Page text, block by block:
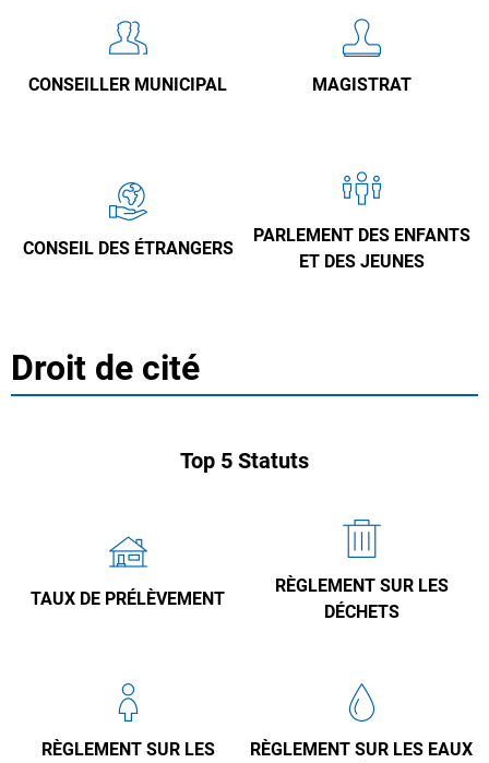
CONSEILLER MUNICIPAL MAGISTRAT
CONSEIL DES ÉTRANGERS
PARLEMENT DES ENFANTS
ET DES JEUNES
Droit de cité
Top 5 Statuts
TAUX DE PRÉLÈVEMENT
RÈGLEMENT SUR LES
DÉCHETS
RÈGLEMENT SUR LES
RÈGLEMENT SUR LES EAUX